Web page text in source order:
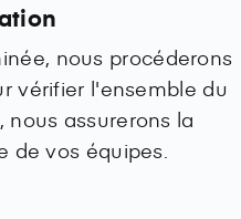
nous procéderons
vérifier l'ensemble du
nous assurerons la
de vos équipes.